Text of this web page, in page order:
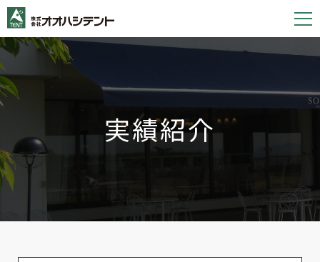
i
p
t
o
o
n
t
実績紹介